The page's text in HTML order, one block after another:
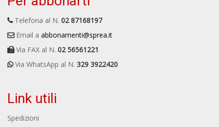
Telefona al N. 02 87168197
Email a abbonamenti@sprea.it
Via FAX al N. 02 56561221
Via WhatsApp al N. 329 3922420
Link utili
Spedizioni